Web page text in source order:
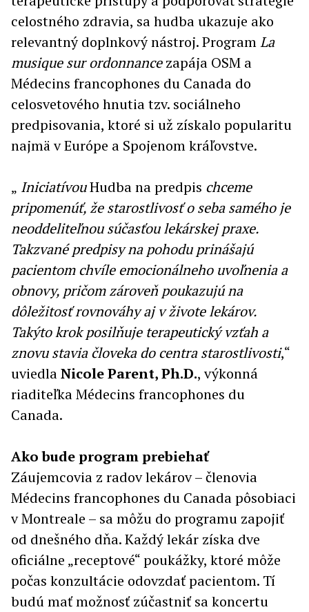
celostného zdravia, sa hudba ukazuje ako
relevantný doplnkový nástroj. ProgramLa
musique sur ordonnancezapája OSM a
Médecins francophones du Canada do
celosvetového hnutia tzv. sociálneho
predpisovania, ktoré si už získalo popularitu
najmä v Európe a Spojenom kráľovstve.
„ IniciatívouHudba na predpis chceme
pripomenúť, že starostlivosť o seba samého je
neoddeliteľnou súčasťou lekárskej praxe.
Takzvané predpisy na pohodu prinášajú
pacientom chvíle emocionálneho uvoľnenia a
obnovy, pričom zároveň poukazujú na
dôležitosť rovnováhy aj v živote lekárov.
Takýto krok posilňuje terapeutický vzťah a
znovu stavia človeka do centra starostlivosti,“
uviedlaNicole Parent, Ph.D., výkonná
riaditeľka Médecins francophones du
Canada.
Ako bude program prebiehať
Záujemcovia z radov lekárov – členovia
Médecins francophones du Canada pôsobiaci
v Montreale – sa môžu do programu zapojiť
od dnešného dňa. Každý lekár získa dve
oficiálne „receptové“ poukážky, ktoré môže
počas konzultácie odovzdať pacientom. Tí
budú mať možnosť zúčastniť sa koncertu